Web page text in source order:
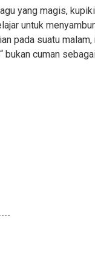
yang magis,
untuk
pada suatu
“ bukan cuman